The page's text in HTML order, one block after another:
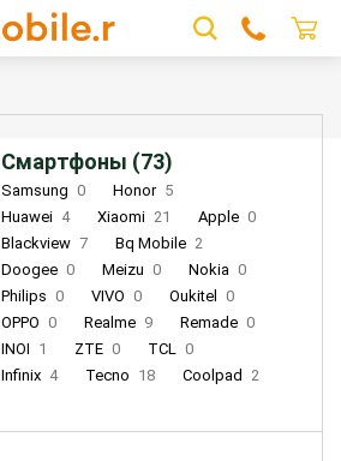
Смартфоны (73)
Samsung 0 Honor 5
Huawei 4 Xiaomi 21 Apple 0
Blackview 7 Bq Mobile 2
Doogee 0 Meizu 0 Nokia 0
Philips 0 VIVO 0 Oukitel
0
OPPO 0 Realme 9 Remade 0
INOI 1 ZTE 0 TCL 0
Infinix 4 Tecno 18 Coolpad 2